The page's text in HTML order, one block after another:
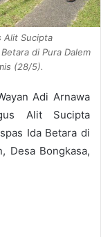
Alit Sucipta
di Pura Dalem
(28/5).
Adi Arnawa
Alit Sucipta
Ida Betara di
Desa Bongkasa,